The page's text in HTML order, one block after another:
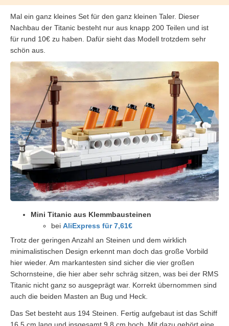
Mal ein ganz kleines Set für den ganz kleinen Taler. Dieser
Nachbau der Titanic besteht nur aus knapp 200 Teilen und ist
für rund 10€ zu haben. Dafür sieht das Modell trotzdem sehr
schön aus.
Mini Titanic aus Klemmbausteinen
bei AliExpress für 7,61€
Trotz der geringen Anzahl an Steinen und dem wirklich
minimalistischen Design erkennt man doch das große Vorbild
hier wieder. Am markantesten sind sicher die vier großen
Schornsteine, die hier aber sehr schräg sitzen, was bei der RMS
Titanic nicht ganz so ausgeprägt war. Korrekt übernommen sind
auch die beiden Masten an Bug und Heck.
Das Set besteht aus 194 Steinen. Fertig aufgebaut ist das Schiff